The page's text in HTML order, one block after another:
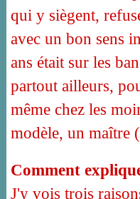
qui y siègent,
avec un bon sens
ans était sur les
partout ailleurs,
même chez les
modèle, un maître
Comment
J'y vois trois